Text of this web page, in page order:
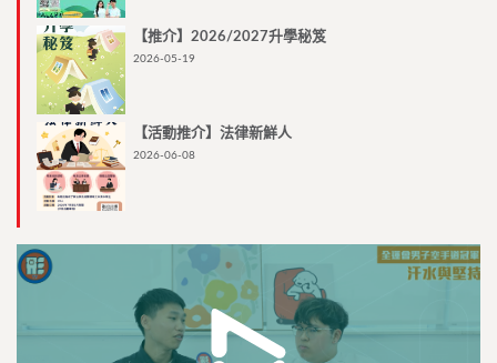
【推介】2026/2027升學秘笈
2026-05-19
【活動推介】法律新鮮人
2026-06-08